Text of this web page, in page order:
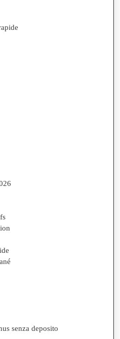
senza deposito